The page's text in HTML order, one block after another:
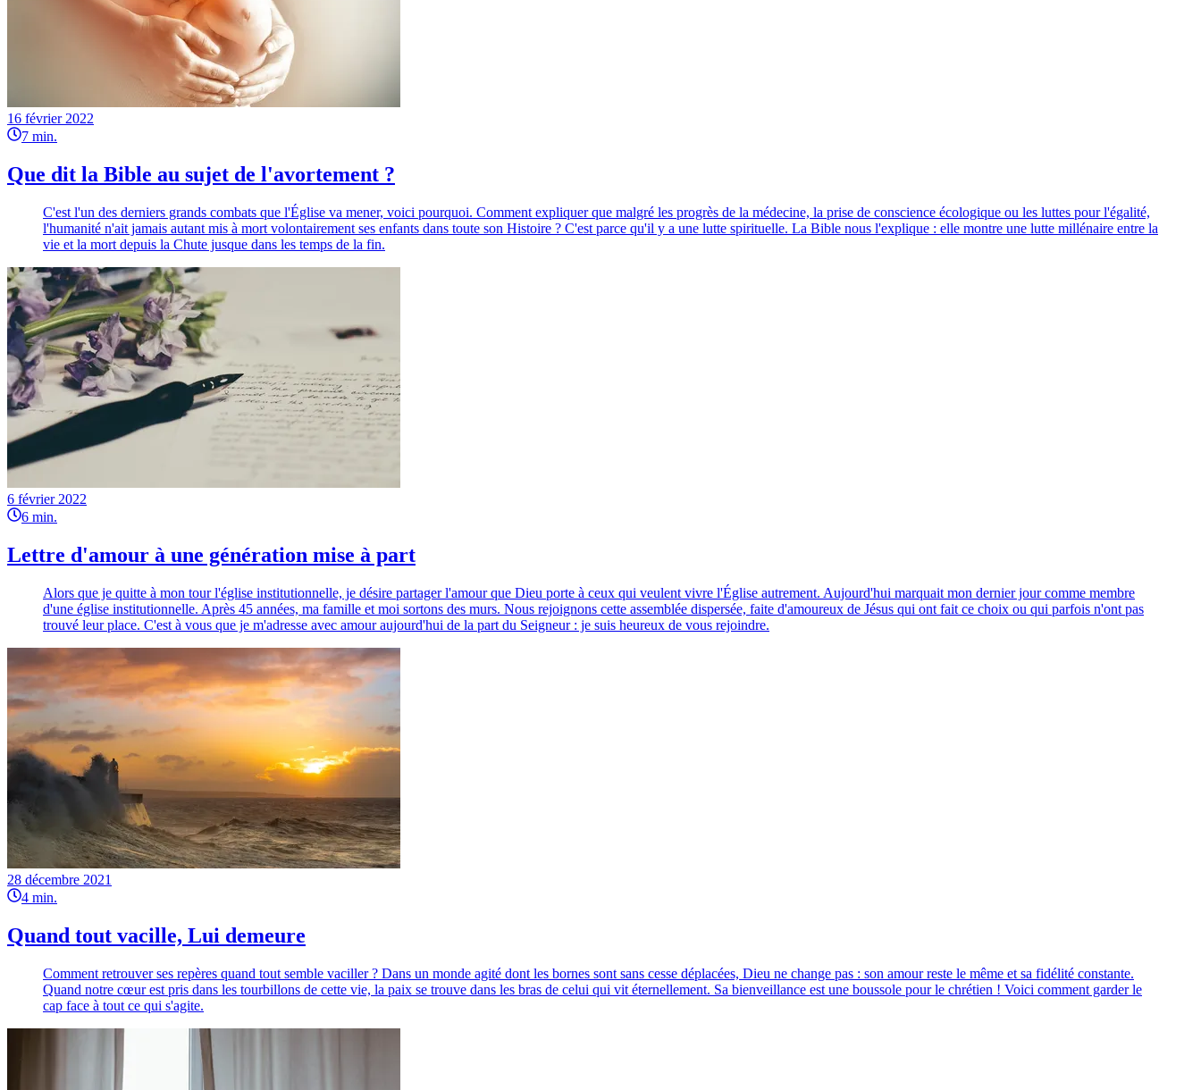
16 février 2022
7 min.
Que dit la Bible au sujet de l'avortement ?
C'est l'un des derniers grands combats que l'Église va mener, voici pourquoi. Comment expliquer que malgré les progrès de la médecine, la prise de conscience écologique ou les luttes pour l'égalité,
l'humanité n'ait jamais autant mis à mort volontairement ses enfants dans toute son Histoire ? C'est parce qu'il y a une lutte spirituelle. La Bible nous l'explique : elle montre une lutte millénaire entre la
vie et la mort depuis la Chute jusque dans les temps de la fin.
6 février 2022
6 min.
Lettre d'amour à une génération mise à part
Alors que je quitte à mon tour l'église institutionnelle, je désire partager l'amour que Dieu porte à ceux qui veulent vivre l'Église autrement. Aujourd'hui marquait mon dernier jour comme membre
d'une église institutionnelle. Après 45 années, ma famille et moi sortons des murs. Nous rejoignons cette assemblée dispersée, faite d'amoureux de Jésus qui ont fait ce choix ou qui parfois n'ont pas
trouvé leur place. C'est à vous que je m'adresse avec amour aujourd'hui de la part du Seigneur : je suis heureux de vous rejoindre.
28 décembre 2021
4 min.
Quand tout vacille, Lui demeure
Comment retrouver ses repères quand tout semble vaciller ? Dans un monde agité dont les bornes sont sans cesse déplacées, Dieu ne change pas : son amour reste le même et sa fidélité constante.
Quand notre cœur est pris dans les tourbillons de cette vie, la paix se trouve dans les bras de celui qui vit éternellement. Sa bienveillance est une boussole pour le chrétien ! Voici comment garder le
cap face à tout ce qui s'agite.